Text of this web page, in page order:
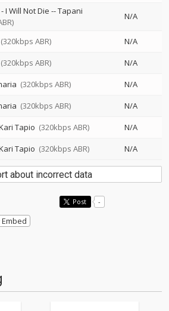
I Will Not Die --Tapani
N/A
(320kbps ABR)
N/A
(320kbps ABR)
N/A
(320kbps ABR)
N/A
(320kbps ABR)
N/A
Tapio (320kbps ABR)
N/A
Tapio (320kbps ABR) N/A
about incorrect data
Post -
Embed